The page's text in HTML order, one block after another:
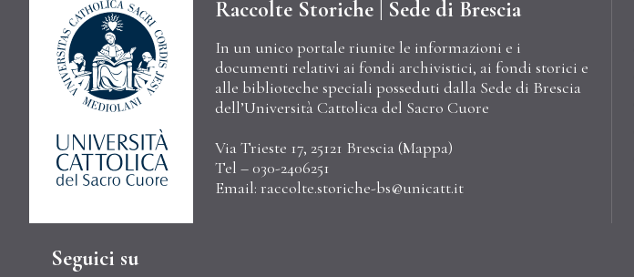
Raccolte Storiche | Sede di Brescia
In un unico portale riunite le informazioni e i
documenti relativi ai fondi archivistici, ai fondi storici e
alle biblioteche speciali posseduti dalla Sede di Brescia
dell’Università Cattolica del Sacro Cuore
Via Trieste 17, 25121 Brescia (Mappa)
Tel – 030-2406251
Email: raccolte.storiche-bs@unicatt.it
Seguici su